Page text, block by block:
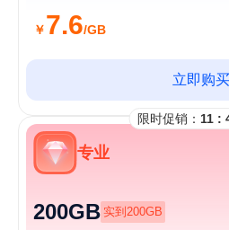
￥7.6/GB
立即购买
限时促销： 11 :
专业
200GB 实到200GB